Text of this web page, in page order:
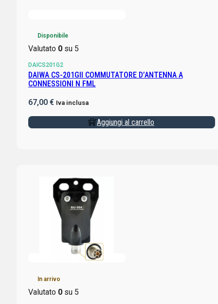
Disponibile
Valutato 0su 5
DAICS201G2
DAIWA CS-201GII COMMUTATORE D’ANTENNA A
CONNESSIONI N FML
67,00 € Iva inclusa
Aggiungi al carrello
In arrivo
Valutato 0su 5